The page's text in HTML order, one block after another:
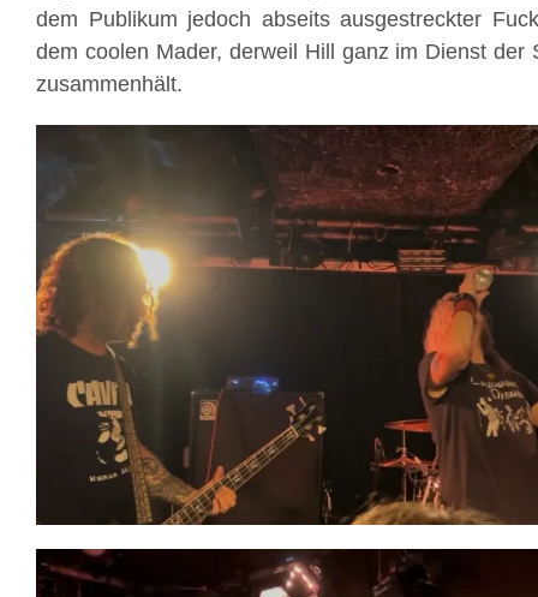
dem Publikum jedoch abseits ausgestreckter
dem coolen Mader, derweil Hill ganz im Dienst der
zusammenhält.